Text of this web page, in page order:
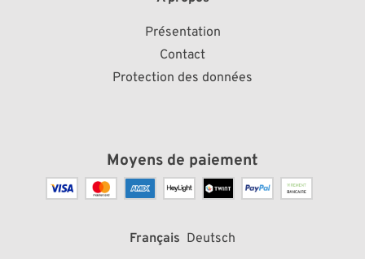
Présentation
Contact
Protection des données
Moyens de paiement
Français Deutsch